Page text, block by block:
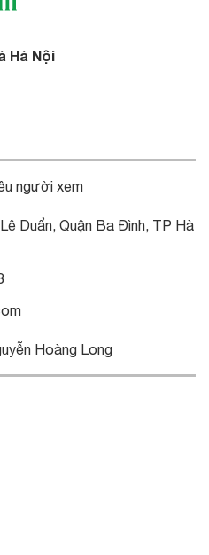
Hà Nội
người xem
Duẩn, Quận Ba Đình, TP Hà
Hoàng Long